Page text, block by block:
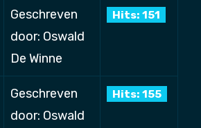
Geschreven
door: Oswald
De Winne
Hits: 151
Geschreven
door: Oswald
Hits: 155